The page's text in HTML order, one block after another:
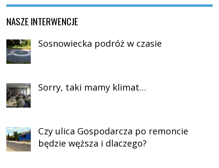
NASZE INTERWENCJE
Sosnowiecka podróż w czasie
Sorry, taki mamy klimat…
Czy ulica Gospodarcza po remoncie
będzie węższa i dlaczego?